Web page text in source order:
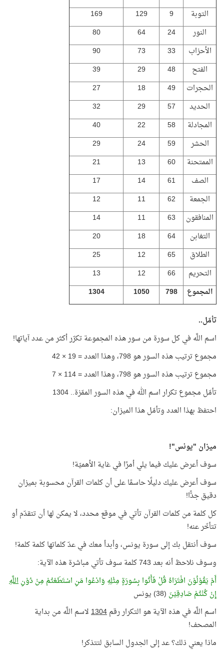
التوبة
9
129
169
النور
24
64
80
الأحزاب
33
73
90
الفتح
48
29
39
الحجرات
49
18
27
الحديد
57
29
32
المجادلة
58
22
40
الحشر
59
24
29
الممتحنة
60
13
21
الصف
61
14
17
الجمعة
62
11
12
المنافقون
63
11
14
التغابن
64
18
20
الطلاق
65
12
25
التحريم
66
12
13
المجموع
798
1050
1304
تأمّل..
اسم اللَّه في كل سورة من سور هذه المجموعة تكرّر أكثر من عدد آياتها!
مجموع ترتيب هذه السور هو 798، وهذا العدد = 19 × 42
مجموع ترتيب هذه السور هو 798، وهذا العدد = 114 × 7
تأمّل مجموع تكرار اسم الله في هذه السور الممّزة.. 1304
احتفظ بهذا العدد وتأمّل هذا الميزان:
ميزان "يونس"!
سوف أعرض عليك فيما يلي أمرًا في غاية الأهميّة!
سوف أعرض عليك دليلًا حاسمًا على أن كلمات القرآن محسوبة بميزان
دقيق جدًّا!
كل كلمة من كلمات القرآن تأتي في موقع محدد، لا يمكن لها أن تتقدّم أو
تتأخّر عنه!
سوف أنتقل بك إلى سورة يونس، وأبدأ معك في عدّ كلماتها كلمة كلمة!
وسوف نلاحظ أنه بعد 743 كلمة سوف تأتي مباشرة هذه الآية:
أَمْ يَقُوْلُوْنَ افْتَرَاهُ قُلْ فَأْتُوا بِسُورَةٍ مِثْلِهِ وَادْعُوا مَنِ اسْتَطَعْتُمْ مِنْ دُوْنِاللَّهِ
إِنْ كُنْتُمْ صَادِقِيْنَ (38) يونس
اسم اللَّه في هذه الآية هو التكرار رقم1304لاسم اللَّه من بداية
المصحف!
ماذا يعني ذلك؟ عد إلى الجدول السابق لتتذكر!